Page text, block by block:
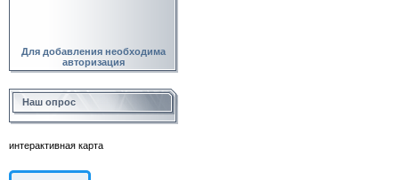
Для добавления необходима
авторизация
Наш опрос
интерактивная карта